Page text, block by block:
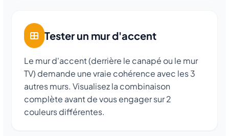
Tester un mur d'accent
Le mur d'accent (derrière le canapé ou le mur
TV) demande une vraie cohérence avec les 3
autres murs. Visualisez la combinaison
complète avant de vous engager sur 2
couleurs différentes.